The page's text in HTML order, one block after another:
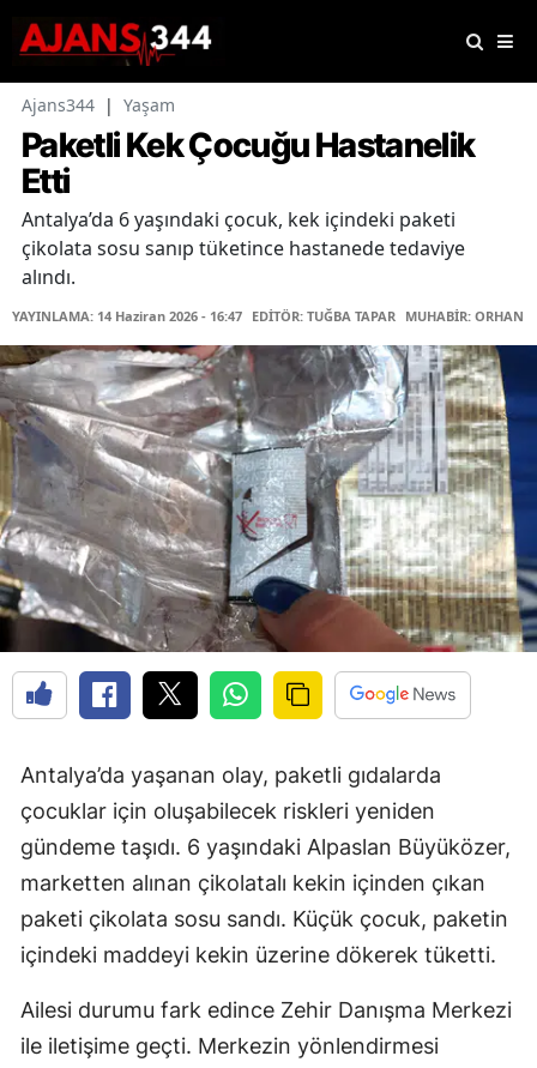
Ajans344 | Yaşam
Paketli Kek Çocuğu Hastanelik
Etti
Antalya’da 6 yaşındaki çocuk, kek içindeki paketi
çikolata sosu sanıp tüketince hastanede tedaviye
alındı.
YAYINLAMA: 14 Haziran 2026 - 16:47 EDİTÖR: TUĞBA TAPAR MUHABİR: ORHAN
Antalya’da yaşanan olay, paketli gıdalarda
çocuklar için oluşabilecek riskleri yeniden
gündeme taşıdı. 6 yaşındaki Alpaslan Büyüközer,
marketten alınan çikolatalı kekin içinden çıkan
paketi çikolata sosu sandı. Küçük çocuk, paketin
içindeki maddeyi kekin üzerine dökerek tüketti.
Ailesi durumu fark edince Zehir Danışma Merkezi
ile iletişime geçti. Merkezin yönlendirmesi